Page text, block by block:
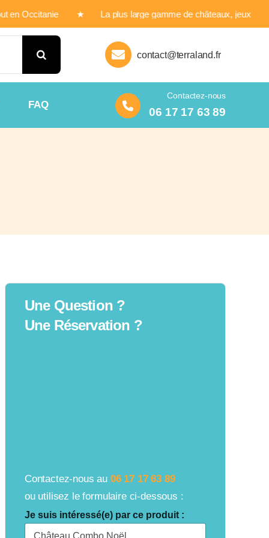
Occitanie ★ La plus large gamme de châteaux, jeux et
contact@terraland.fr
FAQ
Contactez-nous
06 17 17 63 89
Une Question ?
Une Réservation ?
Contactez-nous au 06 17 17 63 89
ou utilisez le formulaire ci-dessous :
Je suis intéressé(e) par ce produit :